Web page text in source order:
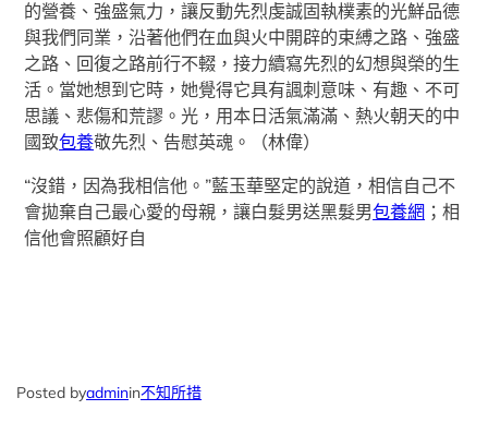
的營養、強盛氣力，讓反動先烈虔誠固執樸素的光鮮品德
與我們同業，沿著他們在血與火中開辟的束縛之路、強盛
之路、回復之路前行不輟，接力續寫先烈的幻想與榮的生
活。當她想到它時，她覺得它具有諷刺意味、有趣、不可
思議、悲傷和荒謬。光，用本日活氣滿滿、熱火朝天的中
國致包養敬先烈、告慰英魂。（林偉）
“沒錯，因為我相信他。”藍玉華堅定的說道，相信自己不
會拋棄自己最心愛的母親，讓白髮男送黑髮男包養網 ；相
信他會照顧好自
Posted byadminin不知所措